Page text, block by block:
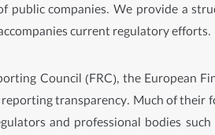
public companies. We provide a
current regulatory efforts.
Council (FRC), the European
transparency. Much of their
and professional bodies such